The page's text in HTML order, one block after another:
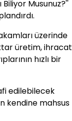
Biliyor Musunuz?''
üzerinde
üretim, ihracat
hızlı bir
edilebilecek
kendine mahsus